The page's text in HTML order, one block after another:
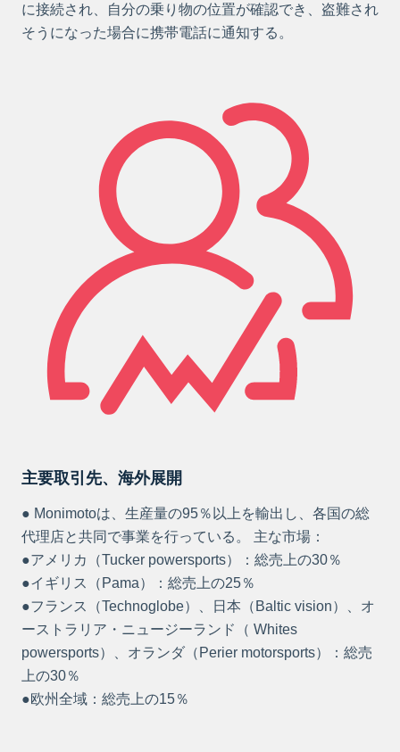
に接続され、自分の乗り物の位置が確認でき、盗難され
そうになった場合に携帯電話に通知する。
主要取引先、海外展開
● Monimotoは、生産量の95％以上を輸出し、各国の総
代理店と共同で事業を行っている。 主な市場：
●アメリカ（Tucker powersports）：総売上の30％
●イギリス（Pama）：総売上の25％
●フランス（Technoglobe）、日本（Baltic vision）、オ
ーストラリア・ニュージーランド（ Whites
powersports）、オランダ（Perier motorsports）：総売
上の30％
●欧州全域：総売上の15％